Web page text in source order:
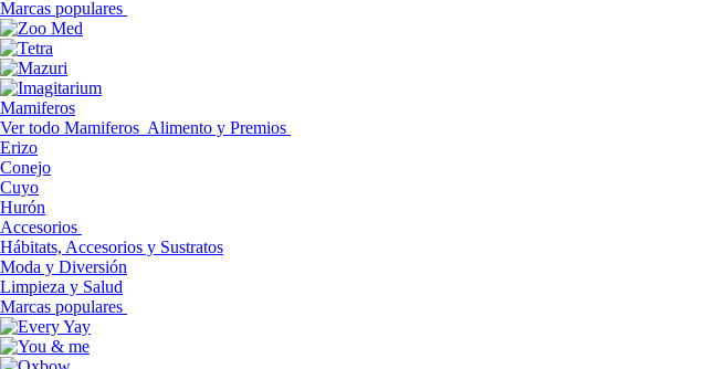
Marcas populares
Mamiferos
Ver todo Mamiferos Alimento y Premios
Erizo
Conejo
Cuyo
Hurón
Accesorios
Hábitats, Accesorios y Sustratos
Moda y Diversión
Limpieza y Salud
Marcas populares